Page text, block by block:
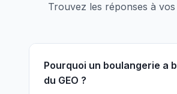
Trouvez les réponses à
Pourquoi un boulangerie a
du GEO ?